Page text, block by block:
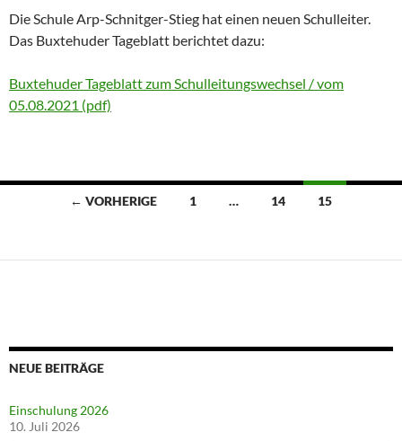
Die Schule Arp-Schnitger-Stieg hat einen neuen Schulleiter.
Das Buxtehuder Tageblatt berichtet dazu:
Buxtehuder Tageblatt zum Schulleitungswechsel / vom
05.08.2021 (pdf)
Beitragsnavigation
← VORHERIGE 1 … 14 15
NEUE BEITRÄGE
Einschulung 2026
10. Juli 2026